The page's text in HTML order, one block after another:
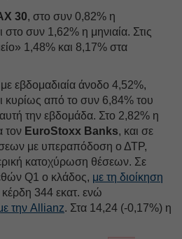
30, στο συν 0,82% η
στο συν 1,62% η μηνιαία. Στις
1,48% και 8,17% στα
εβδομαδιαία άνοδο 4,52%,
κυρίως από το συν 6,84% του
την εβδομάδα. Στο 2,82% η
τον EuroStoxx Banks, και σε
με υπεραπόδοση ο ΔΤΡ,
κατοχύρωση θέσεων. Σε
Q1 ο κλάδος, με τη διοίκηση
κέρδη 344 εκατ. ενώ
την Allianz. Στα 14,24 (-0,17%) η